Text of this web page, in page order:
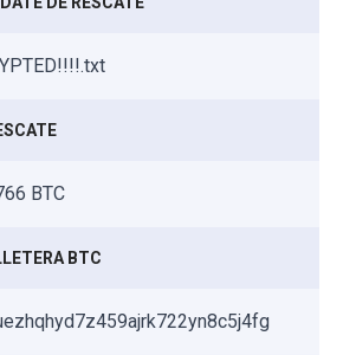
BTC
BTC